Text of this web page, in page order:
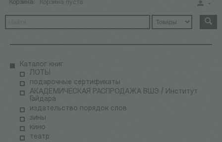
Корзина: Корзина пуста
Каталог книг
ЛОТЫ
подарочные сертификаты
АКАДЕМИЧЕСКАЯ РАСПРОДАЖА ВШЭ / Институт
Гайдара
издательство порядок слов
зины
кино
театр